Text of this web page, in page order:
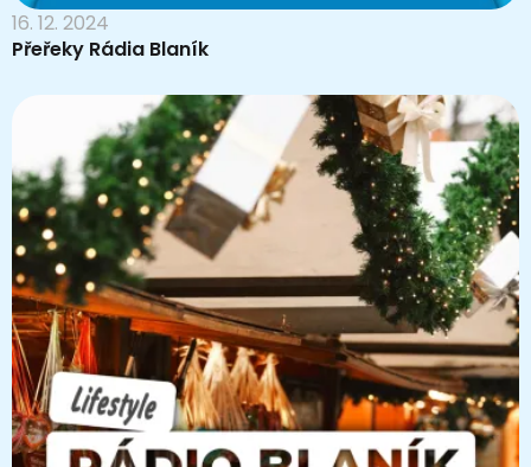
16. 12. 2024
Přeřeky Rádia Blaník